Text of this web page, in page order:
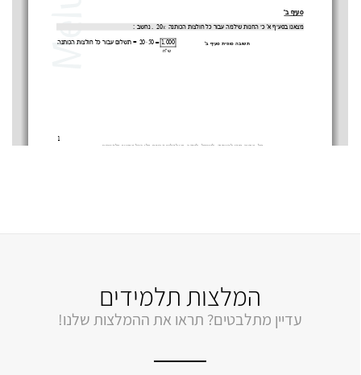
המלצות תלמידים
עדיין מתלבטים? תראו את ההמלצות שלנו!